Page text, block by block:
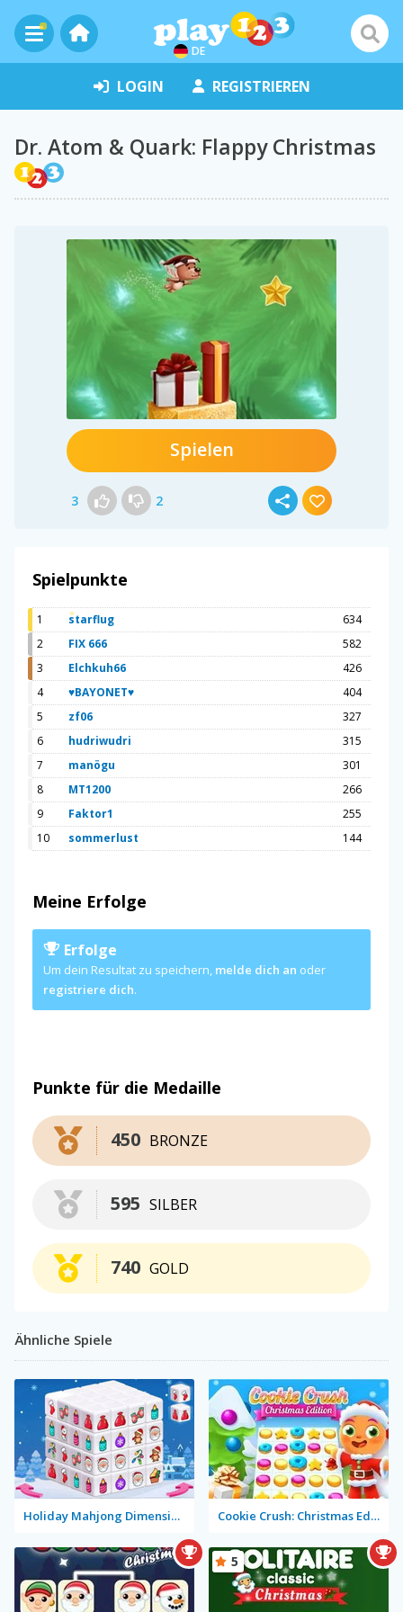
DE
LOGIN REGISTRIEREN
Dr. Atom & Quark: Flappy Christmas
Spielen
3 2
Spielpunkte
1 starflug
634
2
FIX 666
582
3
Elchkuh66
426
4
♥BAYONET♥
404
5
zf06
327
6
hudriwudri
315
7
manögu
301
8
MT1200
266
9
Faktor1
255
10
sommerlust 144
Meine Erfolge
Erfolge
Um dein Resultat zu speichern, melde dich an oder
registriere dich.
Punkte für die Medaille
BRONZE
450
SILBER
595
GOLD
740
Ähnliche Spiele
Holiday Mahjong Dimensions Cookie Crush: Christmas Edition
5